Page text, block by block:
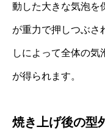
動した大きな気泡を
が重力で押しつぶさ
しによって全体の気
が得られます。
焼き上げ後の型